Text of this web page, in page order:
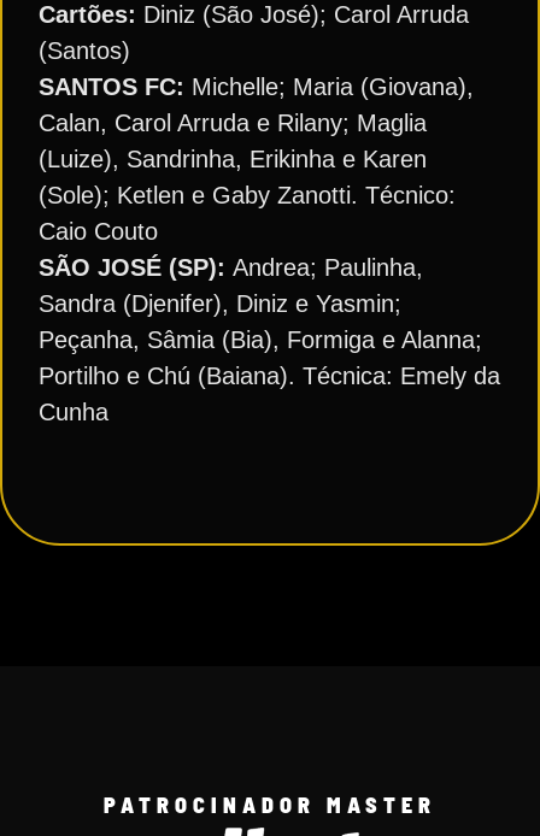
Cartões: Diniz (São José); Carol Arruda
(Santos)
SANTOS FC: Michelle; Maria (Giovana),
Calan, Carol Arruda e Rilany; Maglia
(Luize), Sandrinha, Erikinha e Karen
(Sole); Ketlen e Gaby Zanotti. Técnico:
Caio Couto
SÃO JOSÉ (SP): Andrea; Paulinha,
Sandra (Djenifer), Diniz e Yasmin;
Peçanha, Sâmia (Bia), Formiga e Alanna;
Portilho e Chú (Baiana). Técnica: Emely da
Cunha
PATROCINADOR MASTER